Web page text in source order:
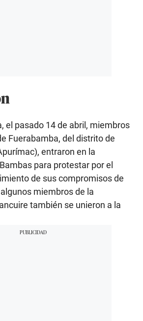
el pasado 14 de abril, miembros
Fuerabamba, del distrito de
entraron en la
para protestar por el
de sus compromisos de
miembros de la
también se unieron a la